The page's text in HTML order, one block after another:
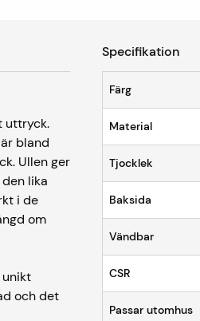
uttryck.
bland
Ullen ger
lika
i de
om
unikt
och det
Specifikation
Färg
Material
Tjocklek
Baksida
Vändbar
CSR
Passar utomhus